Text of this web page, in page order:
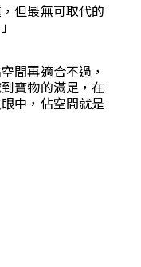
但最無可取代的
間再適合不過，
寶物的滿足，在
中，佔空間就是